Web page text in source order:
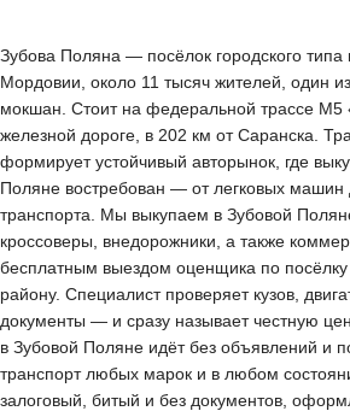
Зубова Поляна — посёлок городского типа
Мордовии, около 11 тысяч жителей, один
мокшан. Стоит на федеральной трассе М5
железной дороге, в 202 км от Саранска.
формирует устойчивый авторынок, где
Поляне востребован — от легковых машин
транспорта. Мы выкупаем в Зубовой
кроссоверы, внедорожники, а также
бесплатным выездом оценщика по
району. Специалист проверяет кузов,
документы — и сразу называет честную
в Зубовой Поляне идёт без объявлений и
транспорт любых марок и в любом
залоговый, битый и без документов,